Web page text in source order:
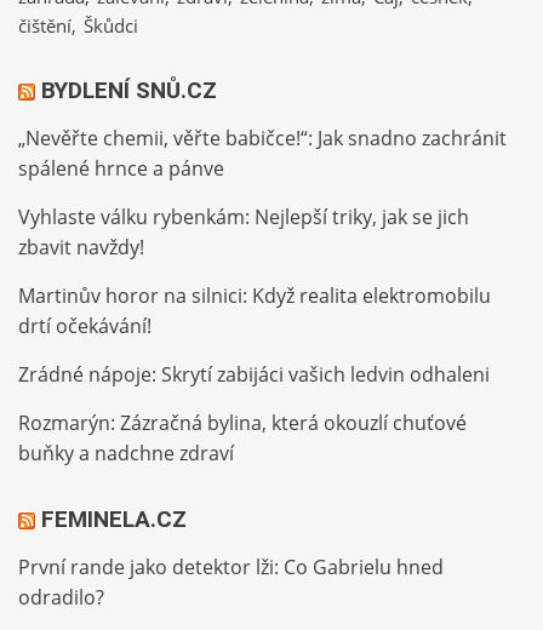
čištění Škůdci
BYDLENÍ SNŮ.CZ
„Nevěřte chemii, věřte babičce!“: Jak snadno zachránit
spálené hrnce a pánve
Vyhlaste válku rybenkám: Nejlepší triky, jak se jich
zbavit navždy!
Martinův horor na silnici: Když realita elektromobilu
drtí očekávání!
Zrádné nápoje: Skrytí zabijáci vašich ledvin odhaleni
Rozmarýn: Zázračná bylina, která okouzlí chuťové
buňky a nadchne zdraví
FEMINELA.CZ
První rande jako detektor lži: Co Gabrielu hned
odradilo?